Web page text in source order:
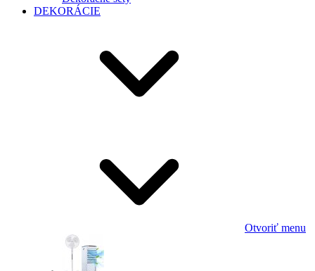
DEKORÁCIE
Otvoriť menu